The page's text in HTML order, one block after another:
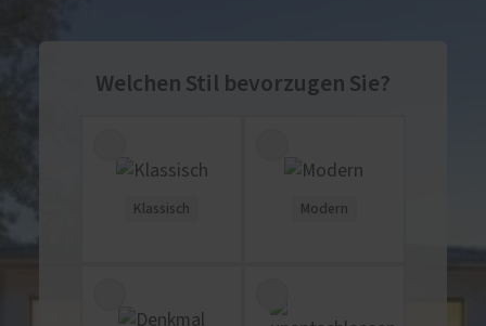
Welchen Stil bevorzugen Sie?
Klassisch Modern